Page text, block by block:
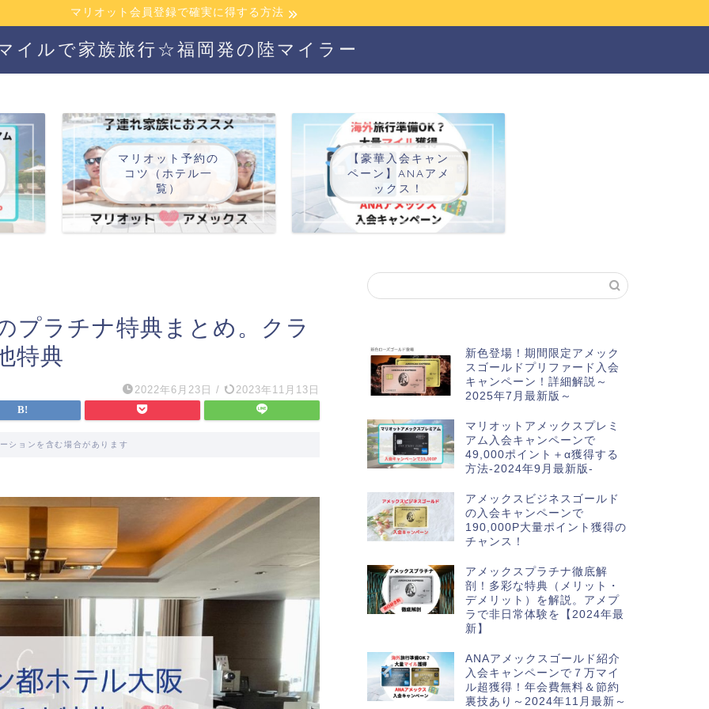
マリオット会員登録で確実に得する方法
イルで家族旅行☆福岡発の陸マイラー
マリオット予約の
コツ（ホテル一
覧）
【豪華入会キャン
ペーン】ANAアメ
ックス！
プラチナ特典まとめ。クラ
特典
2022年6月23日 / 2023年11月13日
ションを含む場合があります
新色登場！期間限定アメック
スゴールドプリファード入会
キャンペーン！詳細解説～
2025年7月最新版～
マリオットアメックスプレミ
アム入会キャンペーンで
49,000ポイント＋α獲得する
方法-2024年9月最新版-
アメックスビジネスゴールド
の入会キャンペーンで
190,000P大量ポイント獲得の
チャンス！
アメックスプラチナ徹底解
剖！多彩な特典（メリット・
デメリット）を解説。アメプ
ラで非日常体験を【2024年最
新】
ANAアメックスゴールド紹介
入会キャンペーンで７万マイ
ル超獲得！年会費無料＆節約
裏技あり～2024年11月最新～